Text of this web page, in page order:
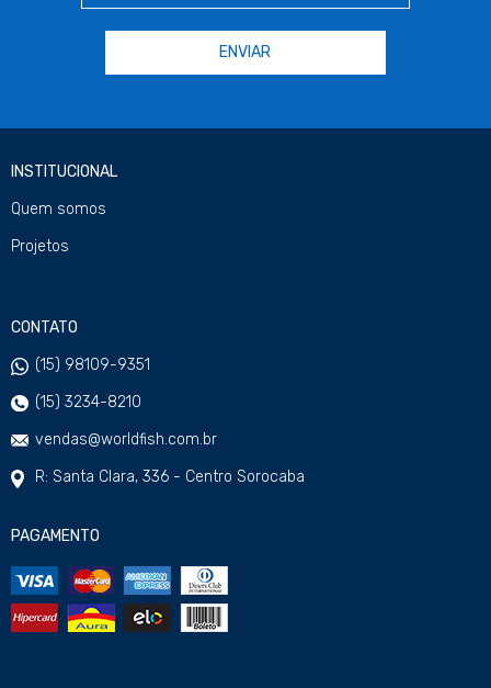
INSTITUCIONAL
Quem somos
Projetos
CONTATO
(15) 98109-9351
(15) 3234-8210
vendas@worldfish.com.br
R: Santa Clara, 336 - Centro Sorocaba
PAGAMENTO